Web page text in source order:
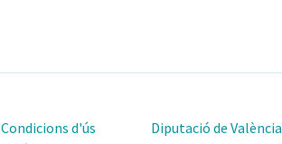
Condicions d'ús
Diputació de València